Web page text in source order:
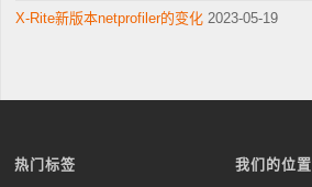
X-Rite新版本netprofiler的变化 2023-05-19
热门标签 我们的位置